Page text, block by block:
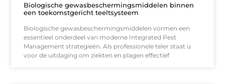
Biologische gewasbeschermingsmiddelen binnen
een toekomstgericht teeltsysteem
Biologische gewasbeschermingsmiddelen vormen een
essentieel onderdeel van moderne Integrated Pest
Management strategieën. Als professionele teler staat u
voor de uitdaging om ziekten en plagen effectief